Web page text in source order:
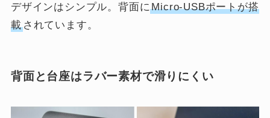
デザインはシンプル。背面にMicro-USBポートが搭
載されています。
背面と台座はラバー素材で滑りにくい